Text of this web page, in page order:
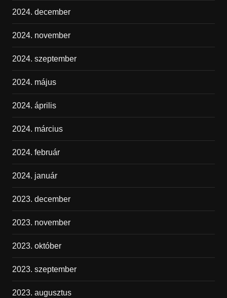
2024. december
2024. november
2024. szeptember
2024. május
2024. április
2024. március
2024. február
2024. január
2023. december
2023. november
2023. október
2023. szeptember
2023. augusztus